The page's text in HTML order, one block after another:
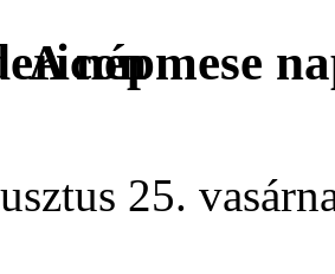
A népmese
25.